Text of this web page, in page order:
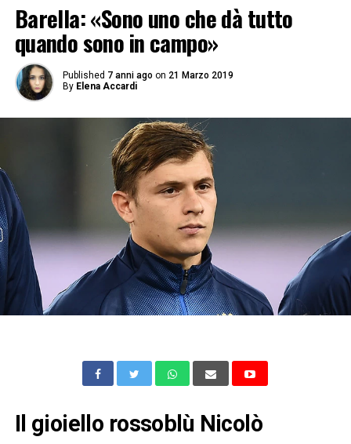
Barella: «Sono uno che dà tutto
quando sono in campo»
Published 7 anni ago on 21 Marzo 2019
By Elena Accardi
Il gioiello rossoblù Nicolò